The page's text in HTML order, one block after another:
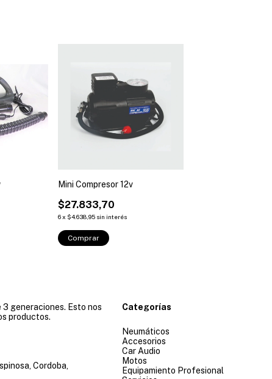
Mini Compresor 12v
$27.833,70
6x $4.638,95 sin interés
Comprar
generaciones. Esto nos
productos.
Cordoba,
Categorías
Neumáticos
Accesorios
Car Audio
Motos
Equipamiento Profesional